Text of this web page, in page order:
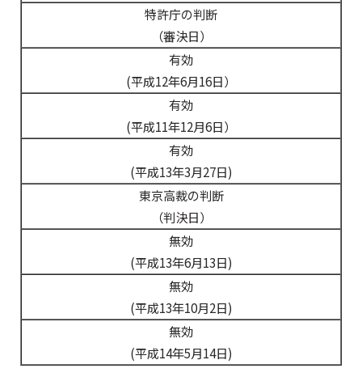
特許庁の判断
（審決日）
有効
(平成12年6月16日）
有効
(平成11年12月6日）
有効
(平成13年3月27日)
東京高裁の判断
（判決日）
無効
(平成13年6月13日)
無効
(平成13年10月2日)
無効
(平成14年5月14日)